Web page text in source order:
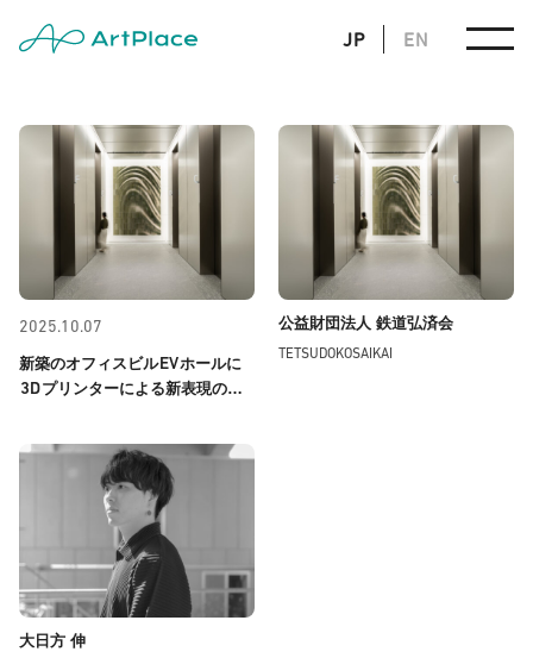
JP EN
2025.10.07
新築のオフィスビルEVホールに
3Dプリンターによる新表現のア
公益財団法人 鉄道弘済会
TETSUDOKOSAIKAI
大日方 伸